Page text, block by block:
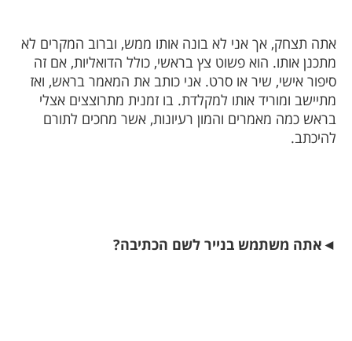
אתה תצחק, אך אני לא בונה אותו ממש, וברוב המקרים לא
מתכנן אותו. הוא פשוט צץ בראשי, כולל הדואליות, אם זה
סיפור אישי, שיר או סרט. אני כותב את המאמר בראש, ואז
מתיישב ומוריד אותו למקלדת. בו זמנית מתרוצצים אצלי
בראש כמה מאמרים והמון רעיונות, אשר מחכים לתורם
להיכתב.
◄ אתה משתמש בנייר לשם הכתיבה?